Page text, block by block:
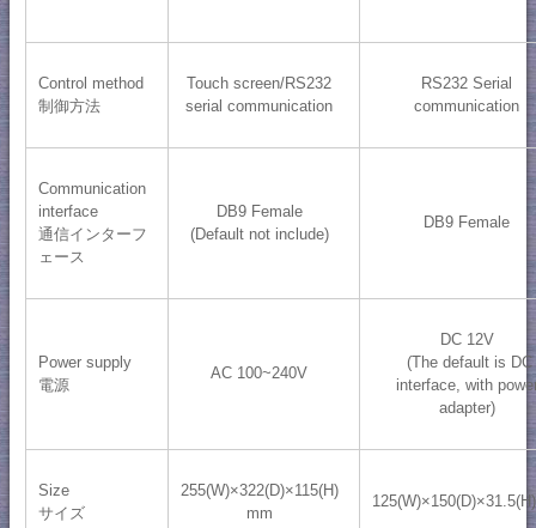
Control method
制御方法
Touch screen/RS232
serial communication
RS232 Serial
communication
Communication
interface
通信インターフ
ェース
DB9 Female
(Default not include)
DB9 Female
Power supply
電源
AC 100~240V
DC 12V
(The default is DC
interface, with
adapter)
Size
サイズ
255(W)×322(D)×115(H)
mm